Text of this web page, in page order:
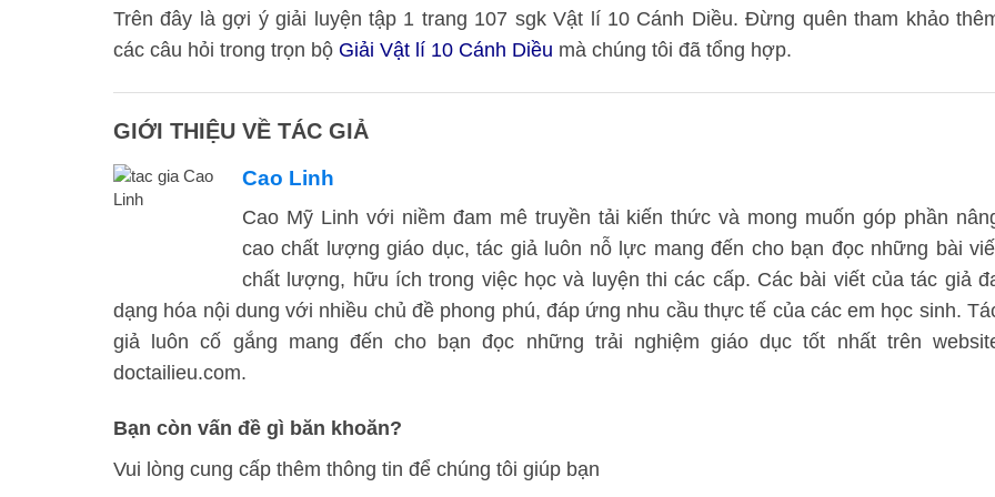
Trên đây là gợi ý giải luyện tập 1 trang 107 sgk Vật lí 10 Cánh Diều. Đừng quên tham khảo
các câu hỏi trong trọn bộ Giải Vật lí 10 Cánh Diều mà chúng tôi đã tổng hợp.
GIỚI THIỆU VỀ TÁC GIẢ
Cao Linh
Cao Mỹ Linh với niềm đam mê truyền tải kiến thức và mong muốn góp phần
cao chất lượng giáo dục, tác giả luôn nỗ lực mang đến cho bạn đọc những bài
chất lượng, hữu ích trong việc học và luyện thi các cấp. Các bài viết của tác giả
dạng hóa nội dung với nhiều chủ đề phong phú, đáp ứng nhu cầu thực tế của các em học sinh.
giả luôn cố gắng mang đến cho bạn đọc những trải nghiệm giáo dục tốt nhất trên
doctailieu.com.
Bạn còn vấn đề gì băn khoăn?
Vui lòng cung cấp thêm thông tin để chúng tôi giúp bạn